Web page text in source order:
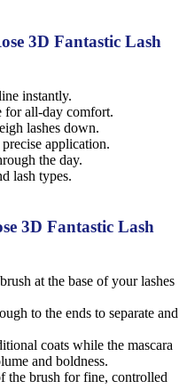
3D Fantastic Lash
instantly.
for all-day comfort.
lashes down.
application.
the day.
lash types.
3D Fantastic Lash
at the base of your lashes
to the ends to separate and
coats while the mascara
and boldness.
the brush for fine, controlled